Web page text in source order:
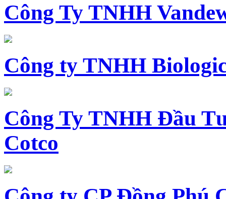
Công Ty TNHH
Công ty TNHH
Công Ty TNHH Đầu
Cotco